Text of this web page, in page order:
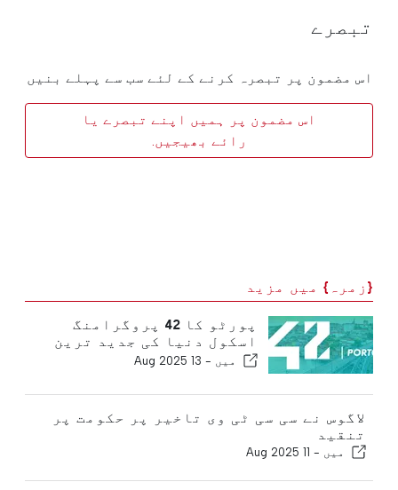
تبصرے
اس مضمون پر تبصرہ کرنے کے لئے سب سے پہلے بنیں
اس مضمون پر ہمیں اپنے تبصرے یا
رائے بھیجیں.
{زمرہ} میں مزید
پورٹو کا 42 پروگرامنگ
اسکول دنیا کی جدید ترین
یونیورسٹیوں میں شامل ہے
میں - 13 Aug 2025
لاگوس نے سی سی ٹی وی تاخیر پر حکومت پر
تنقید
میں - 11 Aug 2025